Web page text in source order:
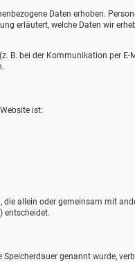
Daten erhoben.
erläutert, welche Daten wir
B. bei der Kommunikation per
ist:
allein oder gemeinsam mit
entscheidet.
genannt wurde,